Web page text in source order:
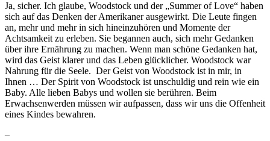
Ja, sicher. Ich glaube, Woodstock und der „Summer of Love“ haben
sich auf das Denken der Amerikaner ausgewirkt. Die Leute fingen
an, mehr und mehr in sich hineinzuhören und Momente der
Achtsamkeit zu erleben. Sie begannen auch, sich mehr Gedanken
über ihre Ernährung zu machen. Wenn man schöne Gedanken hat,
wird das Geist klarer und das Leben glücklicher. Woodstock war
Nahrung für die Seele. Der Geist von Woodstock ist in mir, in
Ihnen … Der Spirit von Woodstock ist unschuldig und rein wie ein
Baby. Alle lieben Babys und wollen sie berühren. Beim
Erwachsenwerden müssen wir aufpassen, dass wir uns die Offenheit
eines Kindes bewahren.
–